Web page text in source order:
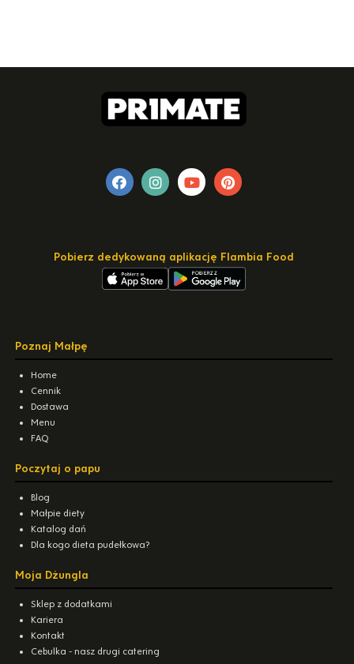
Pobierz dedykowaną aplikację Flambia Food
Poznaj Małpę
Home
Cennik
Dostawa
Menu
FAQ
Poczytaj o papu
Blog
Małpie diety
Katalog dań
Dla kogo dieta pudełkowa?
Moja Dżungla
Sklep z dodatkami
Kariera
Kontakt
Cebulka - nasz drugi catering